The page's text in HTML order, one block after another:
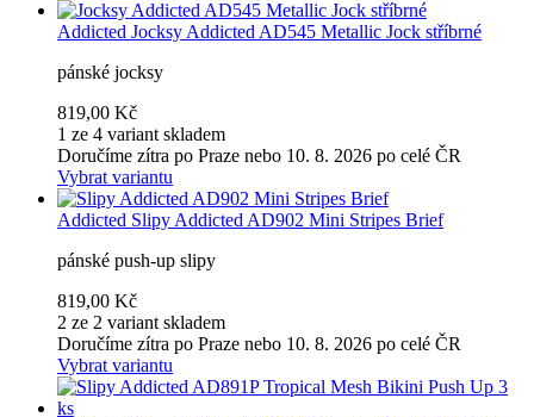
Addicted Jocksy Addicted AD545 Metallic Jock stříbrné
pánské jocksy
819,00 Kč
1 ze 4 variant skladem
Doručíme zítra po Praze nebo 10. 8. 2026 po celé ČR
Vybrat variantu
Addicted Slipy Addicted AD902 Mini Stripes Brief
pánské push-up slipy
819,00 Kč
2 ze 2 variant skladem
Doručíme zítra po Praze nebo 10. 8. 2026 po celé ČR
Vybrat variantu